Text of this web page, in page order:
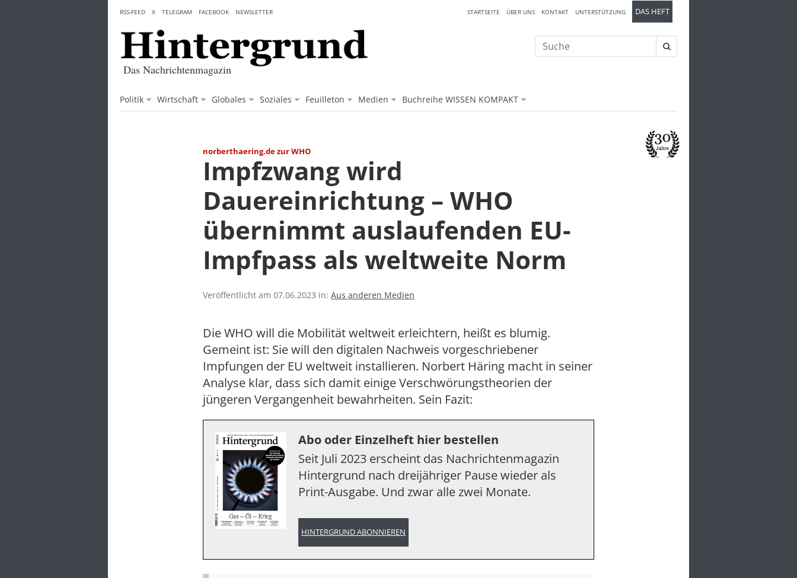
content
Das Nachrichtenmagazin
Politik Wirtschaft Globales Soziales Feuilleton Medien Buchreihe WISSEN KOMPAKT
STARTSEITE ÜBER UNS KONTAKT UNTERSTÜTZUNG DAS HEFT
RSS-FEED X TELEGRAM FACEBOOK NEWSLETTER
Suche
nach:
norberthaering.de zur WHO
Impfzwang wird
Dauereinrichtung – WHO
übernimmt auslaufenden EU-
Impfpass als weltweite Norm
Veröffentlicht am 07.06.2023 in: Aus anderen Medien
Die WHO will die Mobilität weltweit erleichtern, heißt es blumig.
Gemeint ist: Sie will den digitalen Nachweis vorgeschriebener
Impfungen der EU weltweit installieren. Norbert Häring macht in seiner
Analyse klar, dass sich damit einige Verschwörungstheorien der
jüngeren Vergangenheit bewahrheiten. Sein Fazit:
Abo oder Einzelheft hier bestellen
Seit Juli 2023 erscheint das Nachrichtenmagazin
Hintergrund nach dreijähriger Pause wieder als
Print-Ausgabe. Und zwar alle zwei Monate.
HINTERGRUND ABONNIEREN